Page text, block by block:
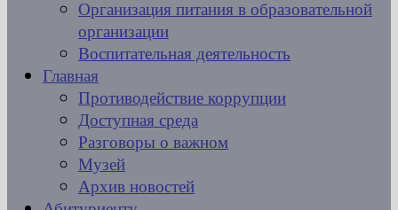
Организация питания в образовательной
организации
Воспитательная деятельность
Главная
Противодействие коррупции
Доступная среда
Разговоры о важном
Музей
Архив новостей